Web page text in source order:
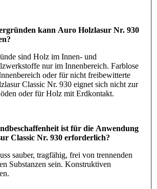
kann Auro Holzlasur Nr. 930
sind Holz im Innen- und
nur im Innenbereich. Farblose
oder für nicht freibewitterte
Classic Nr. 930 eignet sich nicht zur
oder für Holz mit Erdkontakt.
ist für die Anwendung
Classic Nr. 930 erforderlich?
sauber, tragfähig, frei von trennenden
Substanzen sein. Konstruktiven